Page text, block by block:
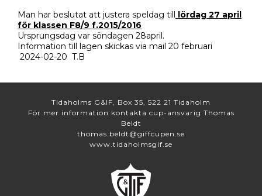
Man har beslutat att justera speldag till lördag 27 april
för klassen F8/9 f.2015/2016
Ursprungsdag var söndagen 28april.
Information till lagen skickas via mail 20 februari
2024-02-20 T.B
Tidaholms G&IF, Box 35, 522 21 Tidaholm
För mer information kontakta cup-ansvarig Thomas
Beldt
thomas.beldt@giffcupen.se
www.tidaholmsgif.se